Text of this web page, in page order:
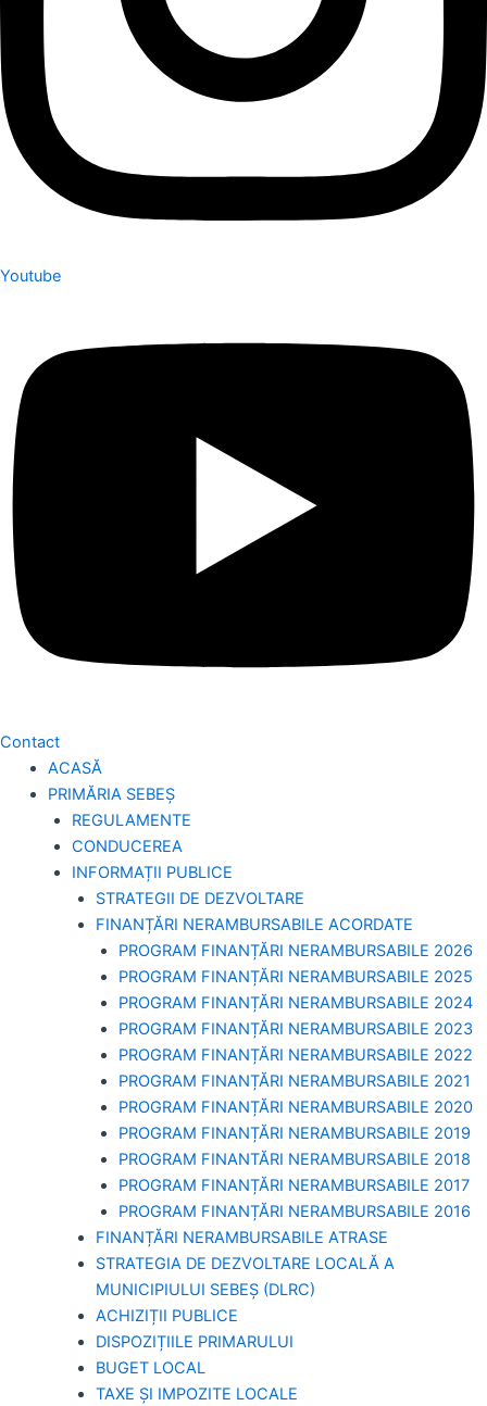
Youtube
Contact
ACASĂ
PRIMĂRIA SEBEȘ
REGULAMENTE
CONDUCEREA
INFORMAȚII PUBLICE
STRATEGII DE DEZVOLTARE
FINANȚĂRI NERAMBURSABILE ACORDATE
PROGRAM FINANȚĂRI NERAMBURSABILE 2026
PROGRAM FINANȚĂRI NERAMBURSABILE 2025
PROGRAM FINANȚĂRI NERAMBURSABILE 2024
PROGRAM FINANȚĂRI NERAMBURSABILE 2023
PROGRAM FINANȚĂRI NERAMBURSABILE 2022
PROGRAM FINANȚĂRI NERAMBURSABILE 2021
PROGRAM FINANȚĂRI NERAMBURSABILE 2020
PROGRAM FINANȚĂRI NERAMBURSABILE 2019
PROGRAM FINANTĂRI NERAMBURSABILE 2018
PROGRAM FINANȚĂRI NERAMBURSABILE 2017
PROGRAM FINANȚĂRI NERAMBURSABILE 2016
FINANȚĂRI NERAMBURSABILE ATRASE
STRATEGIA DE DEZVOLTARE LOCALĂ A
MUNICIPIULUI SEBEȘ (DLRC)
ACHIZIȚII PUBLICE
DISPOZIȚIILE PRIMARULUI
BUGET LOCAL
TAXE ȘI IMPOZITE LOCALE